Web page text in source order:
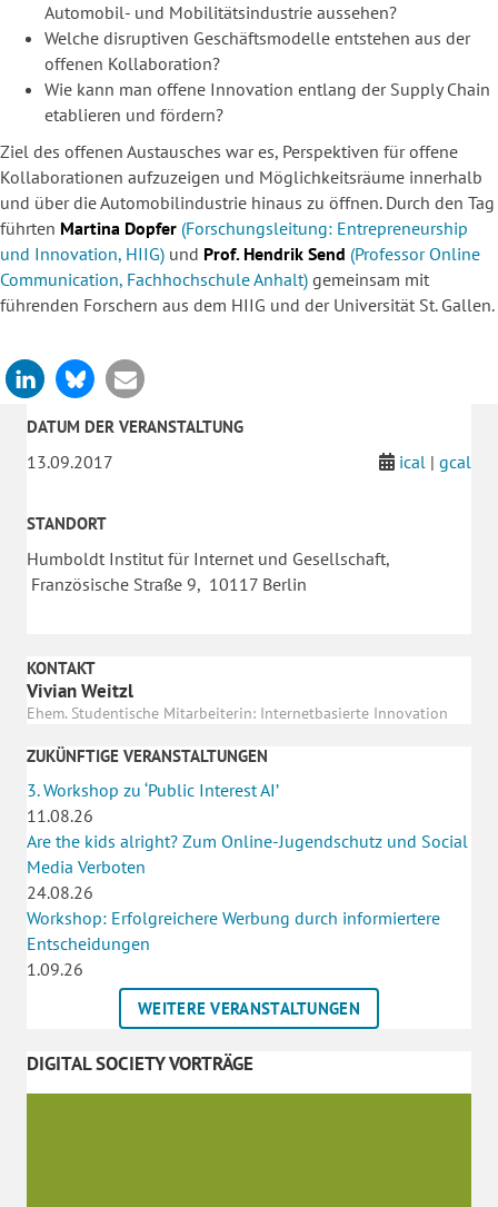
Automobil- und Mobilitätsindustrie aussehen?
Welche disruptiven Geschäftsmodelle entstehen aus der
offenen Kollaboration?
Wie kann man offene Innovation entlang der Supply Chain
etablieren und fördern?
Ziel des offenen Austausches war es, Perspektiven für offene
Kollaborationen aufzuzeigen und Möglichkeitsräume innerhalb
und über die Automobilindustrie hinaus zu öffnen. Durch den Tag
führten Martina Dopfer (Forschungsleitung: Entrepreneurship
und Innovation, HIIG) und Prof. Hendrik Send (Professor Online
Communication, Fachhochschule Anhalt) gemeinsam mit
führenden Forschern aus dem HIIG und der Universität St. Gallen.
DATUM DER VERANSTALTUNG
13.09.2017 ical | gcal
STANDORT
Humboldt Institut für Internet und Gesellschaft,
Französische Straße 9, 10117 Berlin
KONTAKT
Vivian Weitzl
Ehem. Studentische Mitarbeiterin: Internetbasierte Innovation
ZUKÜNFTIGE VERANSTALTUNGEN
3. Workshop zu ‘Public Interest AI’
11.08.26
Are the kids alright? Zum Online-Jugendschutz und Social
Media Verboten
24.08.26
Workshop: Erfolgreichere Werbung durch informiertere
Entscheidungen
1.09.26
WEITERE VERANSTALTUNGEN
DIGITAL SOCIETY VORTRÄGE